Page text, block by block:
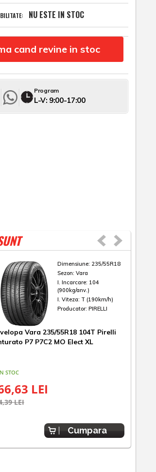
NU ESTE IN STOC
cand revine in stoc
Program
L-V: 9:00-17:00
Dimensiune: 235/55R18
Sezon:Vara
I. Incarcare: 104
(900kg/anv.)
I. Viteza: T (190km/h)
Producator:PIRELLI
Vara 235/55R18 104T Pirelli
P7 P7C2 MO Elect XL
STOC
LEI
LEI
Cumpara